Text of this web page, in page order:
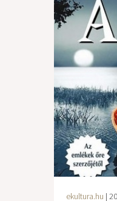
ekultura.hu |